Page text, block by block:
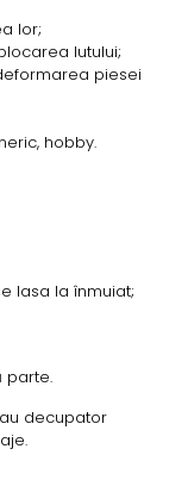
lor;
lutului;
piesei
hobby.
lasa la înmuiat;
parte.
decupator